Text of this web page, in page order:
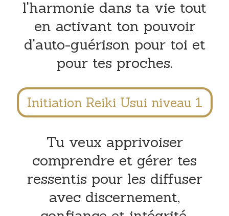
l'harmonie dans ta vie tout
en activant ton pouvoir
d'auto-guérison pour toi et
pour tes proches.
Initiation Reiki Usui niveau 1
Tu veux apprivoiser
comprendre et gérer tes
ressentis pour les diffuser
avec discernement,